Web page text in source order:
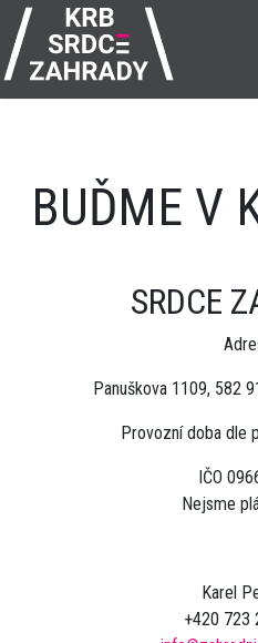
BUĎME V
SRDCE
Panuškova 1109, 582
Provozní doba dle
IČO
Nejsme
Karel
+420 723